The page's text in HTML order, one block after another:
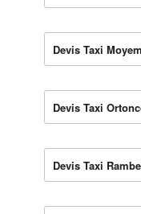
Devis Taxi
Devis Taxi
Devis Taxi